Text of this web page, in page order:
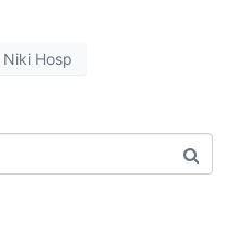
Niki Hosp